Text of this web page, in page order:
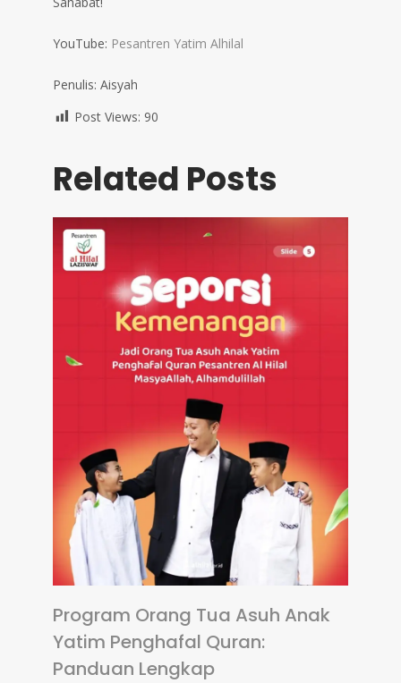
YouTube: Pesantren Yatim Alhilal
Penulis: Aisyah
Post Views: 90
Related Posts
Program Orang Tua Asuh Anak
Yatim Penghafal Quran:
Panduan Lengkap